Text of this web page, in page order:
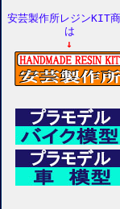
安芸製作所レジンKIT
は
↓